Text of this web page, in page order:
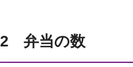
2 弁当の数